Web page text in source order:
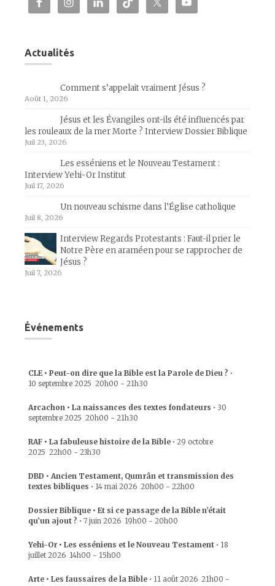
Actualités
Comment s’appelait vraiment Jésus ?
Août 1, 2026
Jésus et les Évangiles ont-ils été influencés par
les rouleaux de la mer Morte ? Interview Dossier Biblique
Juil 23, 2026
Les esséniens et le Nouveau Testament :
Interview Yehi-Or Institut
Juil 17, 2026
Un nouveau schisme dans l’Église catholique
Juil 8, 2026
Interview Regards Protestants : Faut-il prier le
Notre Père en araméen pour se rapprocher de
Jésus ?
Juil 7, 2026
Événements
CLE • Peut-on dire que la Bible est la Parole de Dieu ? •
10 septembre 2025 20h00 - 21h30
Arcachon • La naissances des textes fondateurs • 30
septembre 2025 20h00 - 21h30
RAF • La fabuleuse histoire de la Bible • 29 octobre
2025 22h00 - 23h30
DBD • Ancien Testament, Qumrân et transmission des
textes bibliques • 14 mai 2026 20h00 - 22h00
Dossier Biblique • Et si ce passage de la Bible n’était
qu’un ajout ? • 7 juin 2026 19h00 - 20h00
Yehi-Or • Les esséniens et le Nouveau Testament • 18
juillet 2026 14h00 - 15h00
Arte • Les faussaires de la Bible • 11 août 2026 21h00 -